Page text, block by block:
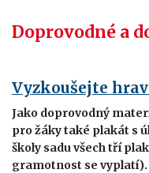
Doprovodné a
Vyzkoušejte
Jako doprovodný
pro žáky také plakát s
školy sadu všech tří
gramotnost se vyplatí).